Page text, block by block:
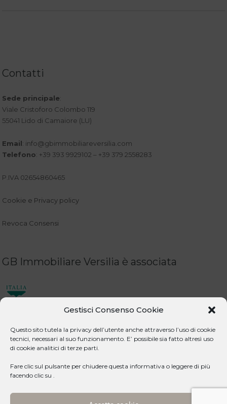
Gestisci Consenso Cookie
Questo sito tutela la privacy dell’utente anche attraverso l’uso di cookie
tecnici, necessari al suo funzionamento. E’ possibile sia fatto altresì uso
di cookie analitici di terze parti.
Fare clic sul pulsante per chiudere questa informativa o leggere di più
facendo clic su .
Contatti
Sede principale:
Viale Cristoforo Colombo 119
55041 Lido di Camaiore (LU)
Email: info@gbimmobiliareversilia.com
Telefono: +39 393 9929102 – +39 379 2558283
P.IVA 02654860465
Cookie e Privacy policy
Revoca Consensi
GB Immobiliare Versilia è associata